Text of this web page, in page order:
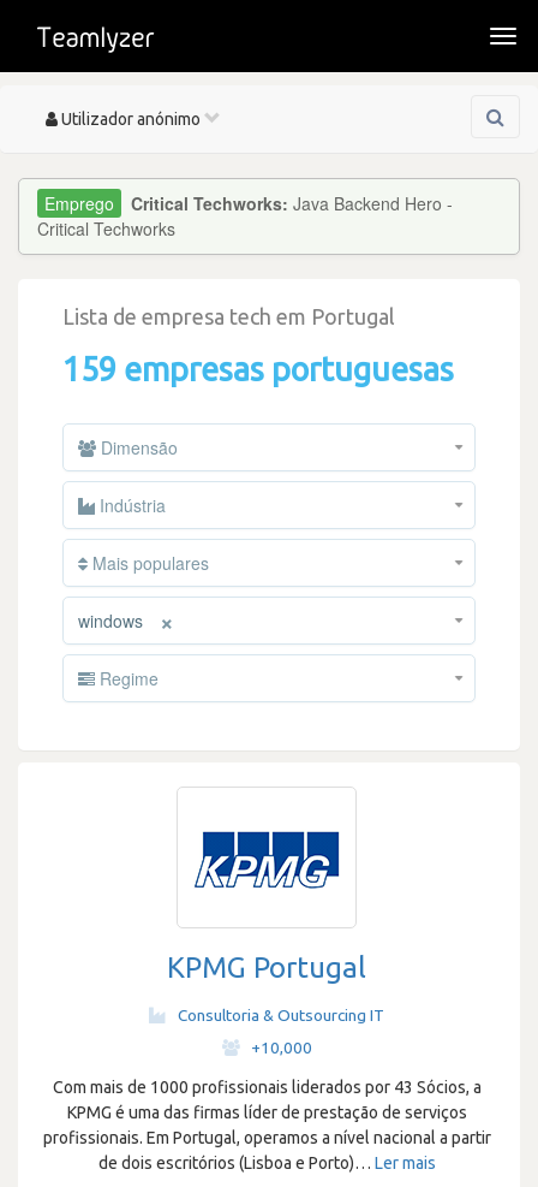
Toggle
Utilizador anónimo
Critical Techworks: Java Backend Hero -
Critical Techworks
Lista de empresa tech em Portugal
159 empresas portuguesas
Dimensão
Indústria
Mais populares
×
windows
Regime
KPMG Portugal
Consultoria & Outsourcing IT
+10,000
Com mais de 1000 profissionais liderados por 43 Sócios, a
KPMG é uma das firmas líder de prestação de serviços
profissionais. Em Portugal, operamos a nível nacional a partir
de dois escritórios (Lisboa e Porto)… Ler mais